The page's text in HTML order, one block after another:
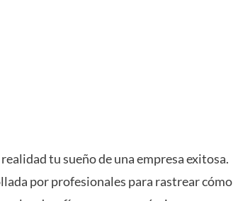
tu sueño de una empresa exitosa.
por profesionales para rastrear cómo